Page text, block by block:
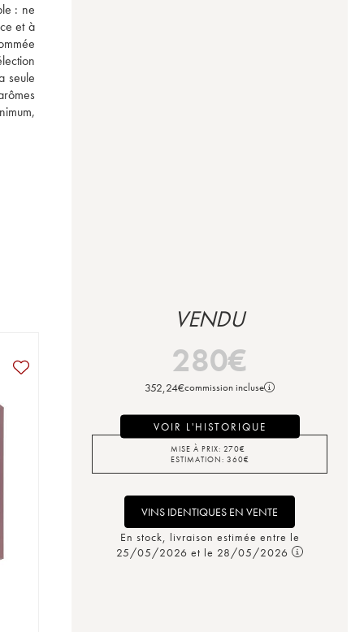
: ne
et à
seule
VENDU
280€
352,24€commission incluse
VOIR L'HISTORIQUE
MISE À PRIX: 270€
ESTIMATION: 360€
VINS IDENTIQUES EN VENTE
En stock, livraison estimée entre le
25/05/2026 et le 28/05/2026